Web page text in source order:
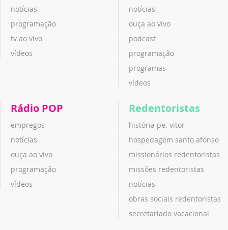
notícias
programação
tv ao vivo
vídeos
notícias
ouça ao vivo
podcast
programação
programas
vídeos
Rádio POP
empregos
notícias
ouça ao vivo
programação
vídeos
Redentoristas
história pe. vitor
hospedagem santo afonso
missionários redentoristas
missões redentoristas
notícias
obras sociais redentoristas
secretariado vocacional